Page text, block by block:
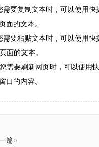
要复制文本时，可以使用
面的文本。
要粘贴文本时，可以使用
面的文本。
需要刷新网页时，可以使用
口的内容。
篇>